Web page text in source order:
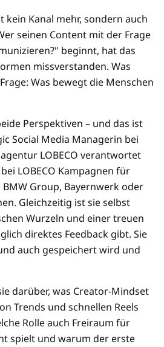
kein Kanal mehr, sondern auch
seinen Content mit der Frage
beginnt, hat das
missverstanden. Was
Was bewegt die Menschen
Perspektiven – und das ist
Social Media Managerin bei
LOBECO verantwortet
LOBECO Kampagnen für
BMW Group, Bayernwerk oder
Gleichzeitig ist sie selbst
Wurzeln und einer treuen
direktes Feedback gibt. Sie
auch gespeichert wird und
darüber, was Creator-Mindset
Trends und schnellen Reels
Rolle auch Freiraum für
spielt und warum der erste